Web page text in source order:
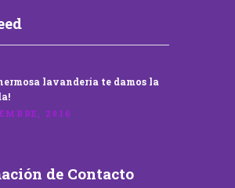
lavandería te damos la
2016
de Contacto